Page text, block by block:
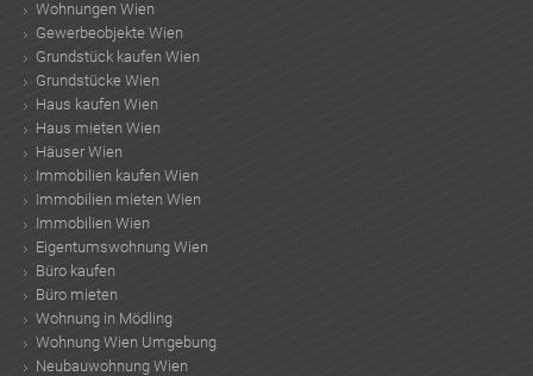
Wohnungen Wien
Gewerbeobjekte Wien
Grundstück kaufen Wien
Grundstücke Wien
Haus kaufen Wien
Haus mieten Wien
Häuser Wien
Immobilien kaufen Wien
Immobilien mieten Wien
Immobilien Wien
Eigentumswohnung Wien
Büro kaufen
Büro mieten
Wohnung in Mödling
Wohnung Wien Umgebung
Neubauwohnung Wien